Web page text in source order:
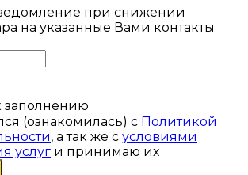
при снижении
на указанные Вами контакты
заполнению
(ознакомилась) с Политикой
, а так же с условиями
услуг и принимаю их